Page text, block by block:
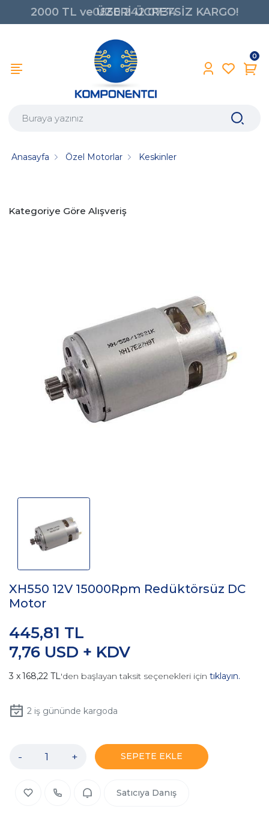
2000 TL ve ÜZERİ ÜCRETSİZ KARGO!
0850 242 0734
0
Anasayfa Özel Motorlar Keskinler
Kategoriye Göre Alışveriş
XH550 12V 15000Rpm Redüktörsüz DC
Motor
7,76 USD + KDV
445,81 TL
168,22 TL'den başlayan taksit seçenekleri için tıklayın.
2iş gününde kargoda
- + SEPETE EKLE
Satıcıya Danış